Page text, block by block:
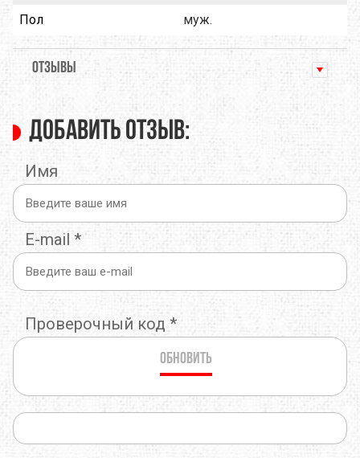
Пол муж.
ОТЗЫВЫ
Добавить отзыв:
Имя
E-mail *
Проверочный код *
Обновить